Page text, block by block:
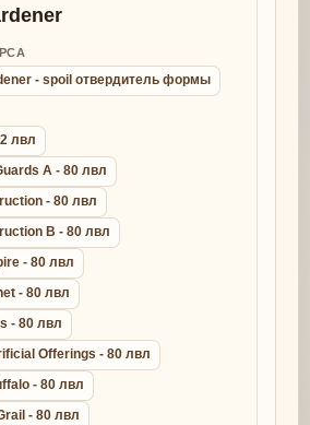
- spoil отвердитель формы
лвл
A - 80 лвл
- 80 лвл
B - 80 лвл
- 80 лвл
- 80 лвл
- 80 лвл
Offerings - 80 лвл
- 80 лвл
- 80 лвл